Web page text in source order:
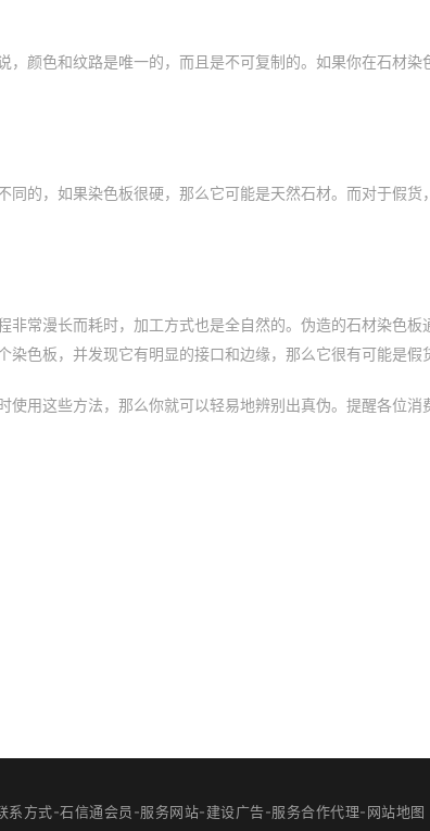
颜色和纹路是唯一的，而且是不可复制的。如果你在石材
的，如果染色板很硬，那么它可能是天然石材。而对于假
常漫长而耗时，加工方式也是全自然的。伪造的石材染色
色板，并发现它有明显的接口和边缘，那么它很有可能是假
用这些方法，那么你就可以轻易地辨别出真伪。提醒各位消
系方式-石信通会员-服务网站-建设广告-服务合作代理-网站地图